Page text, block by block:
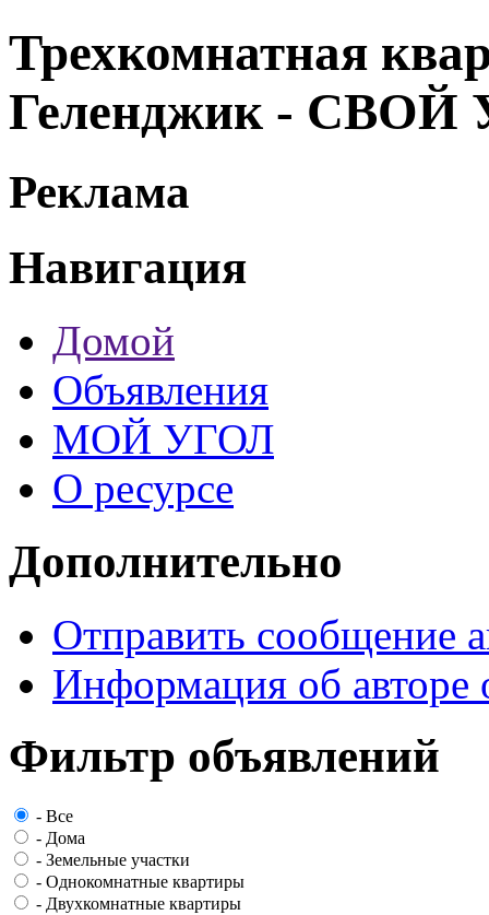
Трехкомнатная
Геленджик - СВОЙ
Реклама
Навигация
Домой
Объявления
МОЙ УГОЛ
О ресурсе
Дополнительно
Отправить сообщение
Информация об авторе
Фильтр объявлений
- Все
- Дома
- Земельные участки
- Однокомнатные квартиры
- Двухкомнатные квартиры